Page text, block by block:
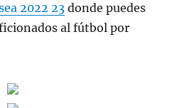
2022 23 donde puedes
al fútbol por